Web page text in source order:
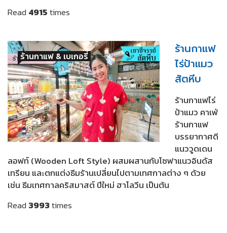
Read 4915times
ร้านกาแฟ & เบเกอรี่
ร้านกาแฟ
ไร่ป้าแมว
สัตหีบ
ร้านกาแฟไร่
ป้าแมว คาเฟ่
ร้านกาแฟ
บรรยากาศดี
แนววูดเดน
ลอฟท์ (Wooden Loft Style) ผสมผสานกับโซฟาแนวอินดัส
เทรียน และตกแต่งธีมร้านเปลี่ยนไปตามเทศกาลต่าง ๆ ด้วย
เช่น ธีมเทศกาลคริสมาสต์ ปีใหม่ ฮาโลวีน เป็นต้น
Read 3993times